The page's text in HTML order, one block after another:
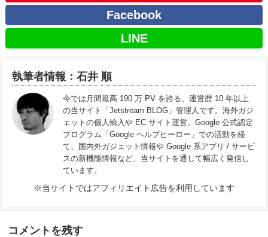
Facebook
LINE
執筆者情報：石井 順
今では月間最高 190 万 PV を誇る、運営歴 10 年以上
の当サイト「Jetstream BLOG」管理人です。海外ガジ
ェットの個人輸入や EC サイト運営、Google 公式認定
プログラム「Google ヘルプヒーロー」での活動を経
て、国内外ガジェット情報や Google 系アプリ / サービ
スの新機能情報など、当サイトを通して幅広く発信し
ています。
※当サイトではアフィリエイト広告を利用しています
コメントを残す